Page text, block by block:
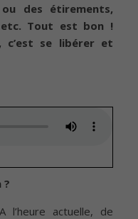
des étirements,
etc. Tout est bon !
c’est se libérer et
?
l’heure actuelle, de